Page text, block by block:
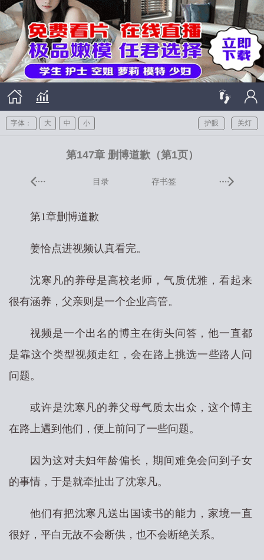
关灯
护眼
字体： 大 中 小
第147章 删博道歉（第1页）
目录 存书签
第1章删博道歉
姜恰点进视频认真看完。
沈寒凡的养母是高校老师，气质优雅，看起来
很有涵养，父亲则是一个企业高管。
视频是一个出名的博主在街头问答，他一直都
是靠这个类型视频走红，会在路上挑选一些路人问
问题。
或许是沈寒凡的养父母气质太出众，这个博主
在路上遇到他们，便上前问了一些问题。
因为这对夫妇年龄偏长，期间难免会问到子女
的事情，于是就牵扯出了沈寒凡。
他们有把沈寒凡送出国读书的能力，家境一直
很好，平白无故不会断供，也不会断绝关系。